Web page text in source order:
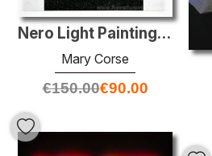
Nero Light Painting (Glitter Series)
Mary Corse
€150.00€90.00